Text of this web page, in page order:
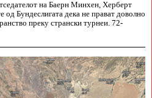
на Баерн Минхен, Херберт
од Бундеслигата дека не прават доволно
преку странски турнеи. 72-